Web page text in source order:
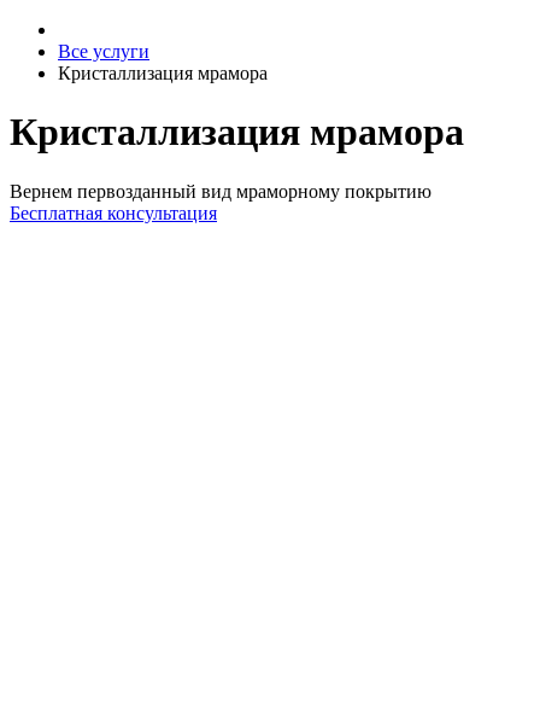
Все услуги
Кристаллизация мрамора
Кристаллизация мрамора
Вернем первозданный вид мраморному покрытию
Бесплатная консультация